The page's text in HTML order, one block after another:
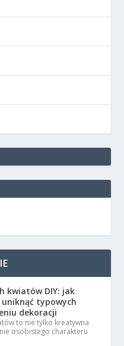
kwiatów DIY: jak
typowych
dekoracji
to nie tylko kreatywna
osobistego charakteru